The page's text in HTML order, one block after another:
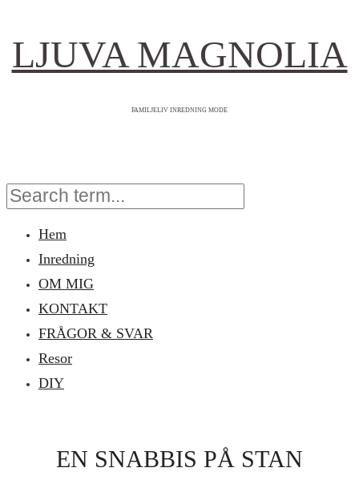
LJUVA MAGNOLIA
FAMILJELIV INREDNING MODE
Hem
Inredning
OM MIG
KONTAKT
FRÅGOR & SVAR
Resor
DIY
EN SNABBIS PÅ STAN